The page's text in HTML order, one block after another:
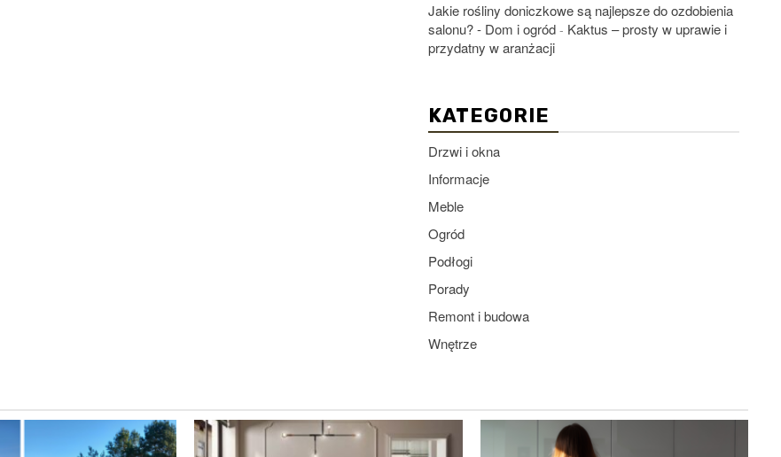
Jakie rośliny doniczkowe są najlepsze do ozdobienia
salonu? - Dom i ogród - Kaktus – prosty w uprawie i
przydatny w aranżacji
KATEGORIE
Drzwi i okna
Informacje
Meble
Ogród
Podłogi
Porady
Remont i budowa
Wnętrze